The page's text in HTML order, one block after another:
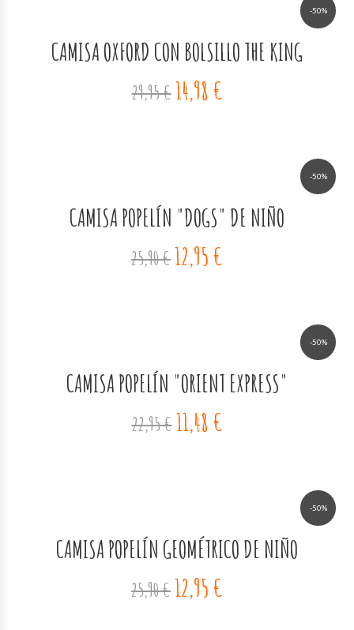
-50%
CAMISA OXFORD CON BOLSILLO THE KING
29,95 €14,98 €
-50%
CAMISA POPELÍN "DOGS" DE NIÑO
25,90 €12,95 €
-50%
CAMISA POPELÍN "ORIENT EXPRESS"
22,95 €11,48 €
-50%
CAMISA POPELÍN GEOMÉTRICO DE NIÑO
25,90 €12,95 €